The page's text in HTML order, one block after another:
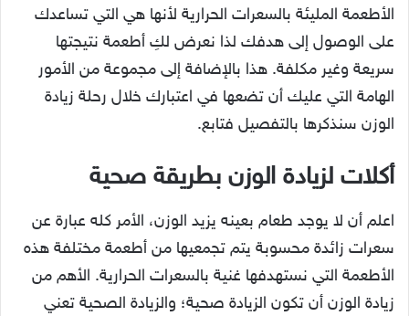
الأطعمة المليئة بالسعرات الحرارية لأنها هي التي تساعدك
على الوصول إلى هدفك لذا نعرض لكِ أطعمة نتيجتها
سريعة وغير مكلفة. هذا بالإضافة إلى مجموعة من الأمور
الهامة التي عليك أن تضعها في اعتبارك خلال رحلة زيادة
الوزن سنذكرها بالتفصيل فتابع.
أكلات لزيادة الوزن بطريقة صحية
اعلم أن لا يوجد طعام بعينه يزيد الوزن، الأمر كله عبارة عن
سعرات زائدة محسوبة يتم تجمعيها من أطعمة مختلفة هذه
الأطعمة التي نستهدفها غنية بالسعرات الحرارية. الأهم من
زيادة الوزن أن تكون الزيادة صحية؛ والزيادة الصحية تعني